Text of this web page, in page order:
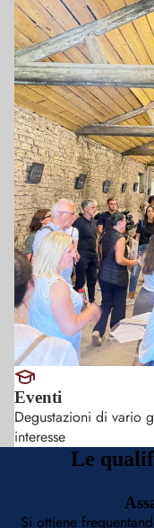
Eventi
Degustazioni di vario
interesse
Le
Si ottiene